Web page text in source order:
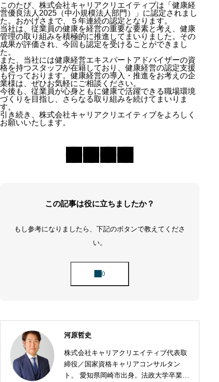
このたび、株式会社キャリアクリエイティブは「健康経
営優良法人2025（中小規模法人部門）」に認定されまし
た。おかげさまで、５年連続の認定となります。
当社は、従業員の健康を経営の重要な要素と考え、健康
管理の取り組みを積極的に推進してまいりました。その
成果が評価され、今回も認定を受けることができまし
た。
また、当社には健康経営エキスパートアドバイザーの資
格を持つスタッフが在籍しており、健康経営の認定支援
も行っております。健康経営の導入・推進をお考えの企
業様は、ぜひお気軽にご相談ください。
今後も、従業員が心身ともに健康で活躍できる職場環境
づくりを目指し、さらなる取り組みを続けてまいりま
す。
引き続き、株式会社キャリアクリエイティブをよろしく
お願いいたします。
この記事は役に立ちましたか？
もし参考になりましたら、下記のボタンで教えてくださ
い。
河原哲史
株式会社キャリアクリエイティブ代表取
締役／国家資格キャリアコンサルタン
ト。 愛知県岡崎市出身。法政大学卒業